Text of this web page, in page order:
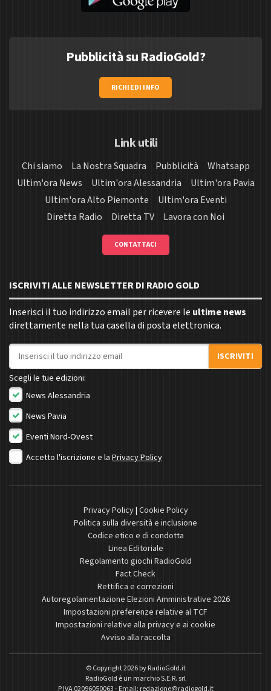
Pubblicità su RadioGold?
RICHIEDI INFO
Link utili
Chi siamo La Nostra Squadra Pubblicità
Whatsapp
Ultim'ora News
Ultim'ora Alessandria
Ultim'ora Pavia
Ultim'ora Alto Piemonte
Ultim'ora Eventi
Diretta Radio
Diretta TV Lavora con Noi
CONTATTACI
ISCRIVITI ALLE NEWSLETTER DI RADIO GOLD
Inserisci il tuo indirizzo email per ricevere le ultime news
direttamente nella tua casella di posta elettronica.
Indirizzo email
ISCRIVITI
Scegli le tue edizioni:
News Alessandria
News Pavia
Eventi Nord-Ovest
Accetto l'iscrizione e la Privacy Policy
Privacy Policy| Cookie Policy
Politica sulla diversità e inclusione
Codice etico e di condotta
Linea Editoriale
Regolamento giochi RadioGold
Fact Check
Rettifica e correzioni
Autoregolamentazione Elezioni Amministrative 2026
Impostazioni preferenze relative al TCF
Impostazioni relative alla privacy e ai cookie
Avviso alla raccolta
© Copyright 2026 byRadioGold.it
RadioGold è un marchio S.E.R. srl
P.IVA 02096050063 - Email: redazione@radiogold.it